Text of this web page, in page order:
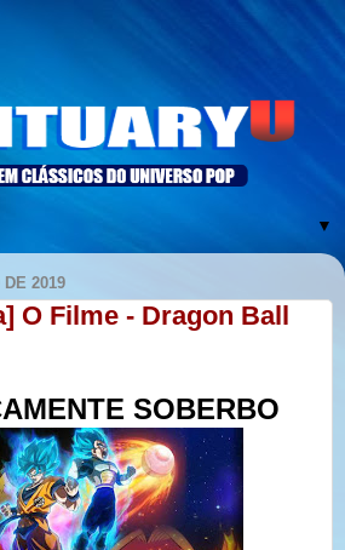
▼
2019
O Filme - Dragon Ball
SOBERBO